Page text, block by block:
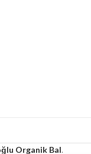
Organik Bal.